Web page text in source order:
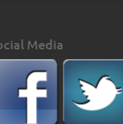
Media